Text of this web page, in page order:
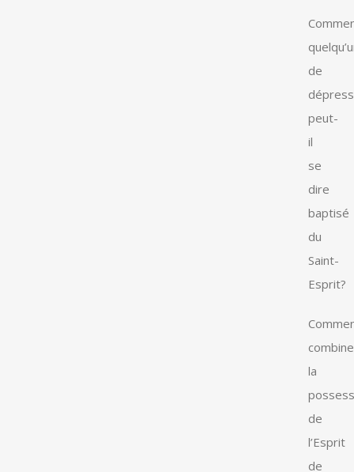
de
peut-
il
se
dire
baptisé
du
Saint-
Esprit?
la
de
l’Esprit
de